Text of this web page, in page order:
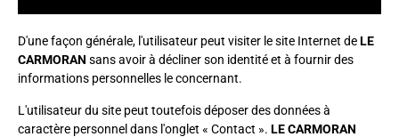
D'une façon générale, l'utilisateur peut visiter le site Internet deLE
CARMORAN sans avoir à décliner son identité et à fournir des
informations personnelles le concernant.
L'utilisateur du site peut toutefois déposer des données à
caractère personnel dans l'onglet « Contact ». LE CARMORAN